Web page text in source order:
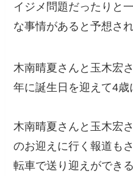
イジメ問題だったりと
な事情があると予想され
木南晴夏さんと玉木宏
年に誕生日を迎えて4歳
木南晴夏さんと玉木宏
のお迎えに行く報道も
転車で送り迎えができ